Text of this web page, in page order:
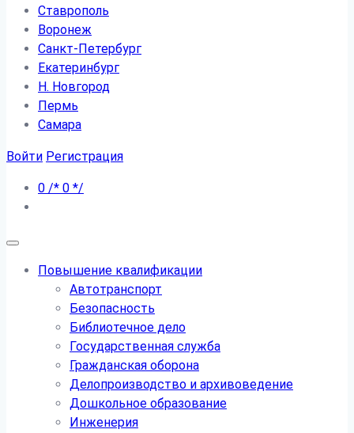
Ставрополь
Воронеж
Санкт-Петербург
Екатеринбург
Н. Новгород
Пермь
Самара
Войти Регистрация
0 /* 0 */
Повышение квалификации
Автотранспорт
Безопасность
Библиотечное дело
Государственная служба
Гражданская оборона
Делопроизводство и архивоведение
Дошкольное образование
Инженерия